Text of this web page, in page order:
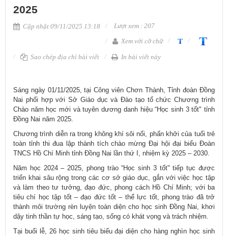
2025
Cập nhật 09/11/2025 13:18
Lượt xem : 207
Xem với cỡ chữ
Sao chép địa chỉ bài viết In bài viết này
Sáng ngày 01/11/2025, tại Công viên Chơn Thành, Tỉnh đoàn Đồng
Nai phối hợp với Sở Giáo dục và Đào tạo tổ chức Chương trình
Chào năm học mới và tuyên dương danh hiệu “Học sinh 3 tốt" tỉnh
Đồng Nai năm 2025.
Chương trình diễn ra trong không khí sôi nổi, phấn khởi của tuổi trẻ
toàn tỉnh thi đua lập thành tích chào mừng Đại hội đại biểu Đoàn
TNCS Hồ Chí Minh tỉnh Đồng Nai lần thứ I, nhiệm kỳ 2025 – 2030.
Năm học 2024 – 2025, phong trào “Học sinh 3 tốt" tiếp tục được
triển khai sâu rộng trong các cơ sở giáo dục, gắn với việc học tập
và làm theo tư tưởng, đạo đức, phong cách Hồ Chí Minh; với ba
tiêu chí học tập tốt – đạo đức tốt – thể lực tốt, phong trào đã trở
thành môi trường rèn luyện toàn diện cho học sinh Đồng Nai, khơi
dậy tinh thần tự học, sáng tạo, sống có khát vọng và trách nhiệm.
Tại buổi lễ, 26 học sinh tiêu biểu đại diện cho hàng nghìn học sinh